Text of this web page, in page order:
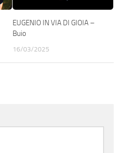
EUGENIO IN VIA DI GIOIA –
Buio
16/03/2025